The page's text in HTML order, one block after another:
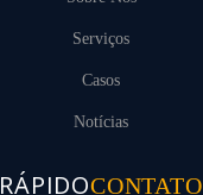
Serviços
Casos
Notícias
RÁPIDOCONTATO